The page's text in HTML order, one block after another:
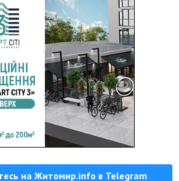
на Житомир.info в Telegram